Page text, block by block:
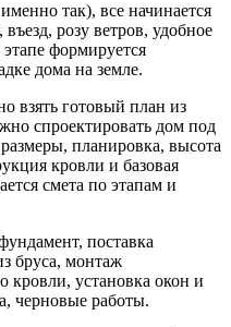
так), все начинается
розу ветров, удобное
формируется
дома на земле.
готовый план из
спроектировать дом под
планировка, высота
кровли и базовая
смета по этапам и
поставка
бруса, монтаж
кровли, установка окон и
черновые работы.